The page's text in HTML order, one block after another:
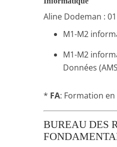
Aline Dodeman :
M1-M2
M1-M2
Données
* FA: Formation
BUREAU DES